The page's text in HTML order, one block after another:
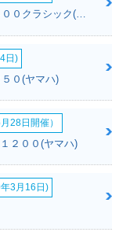
さとささん:ドラッグスター４００クラシック(ヤマハ)
日)
０(ヤマハ)
28日開催）
２００(ヤマハ)
3月16日)